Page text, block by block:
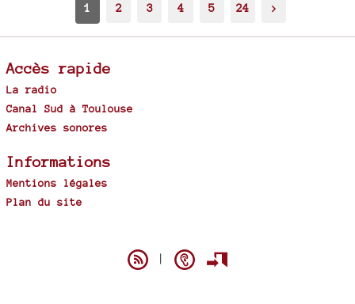
1 2 3 4 5 24 >
Accès rapide
La radio
Canal Sud à Toulouse
Archives sonores
Informations
Mentions légales
Plan du site
|